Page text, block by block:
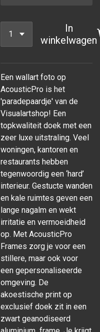
In
winkelwagen
Een wallart foto op
AcousticPro is het
'paradepaardje' van de
Visualartshop! Een
topkwaliteit doek met een
zeer luxe uitstraling. Veel
woningen, kantoren en
restaurants hebben
tegenwoordig een ‘hard’
interieur. Gestucte wanden
en kale ruimtes geven een
lange nagalm en wekt
irritatie en vermoeidheid
op. Met AcousticPro
Frames zorg je voor een
stillere, maar ook voor
een gepersonaliseerde
omgeving. De
akoestische print op
exclusief doek zit in een
zwart geanodiseerd